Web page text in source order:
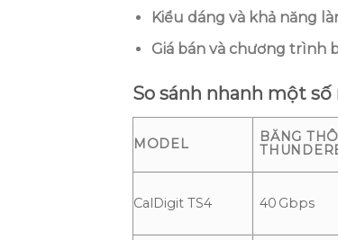
Kiểu dáng và khả năng
Giá bán và chương trình
So sánh nhanh một
MODEL
BĂNG
CalDigit TS4 40 Gbps